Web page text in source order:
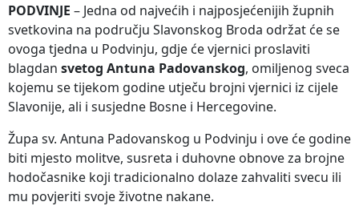
PODVINJE – Jedna od najvećih i najposjećenijih župnih
svetkovina na području Slavonskog Broda održat će se
ovoga tjedna u Podvinju, gdje će vjernici proslaviti
blagdan svetog Antuna Padovanskog, omiljenog sveca
kojemu se tijekom godine utječu brojni vjernici iz cijele
Slavonije, ali i susjedne Bosne i Hercegovine.
Župa sv. Antuna Padovanskog u Podvinju i ove će godine
biti mjesto molitve, susreta i duhovne obnove za brojne
hodočasnike koji tradicionalno dolaze zahvaliti svecu ili
mu povjeriti svoje životne nakane.